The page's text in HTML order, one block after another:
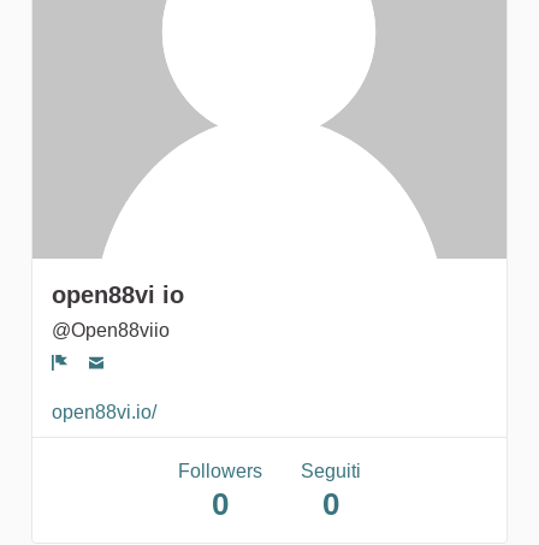
open88vi io
@Open88viio
open88vi.io/
Followers
0
Seguiti
0